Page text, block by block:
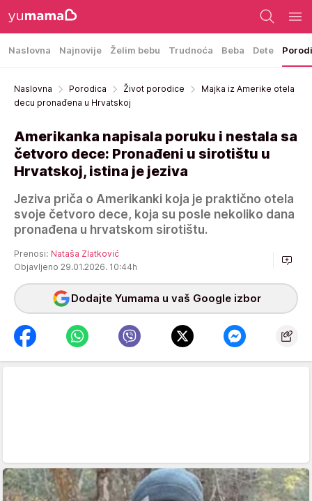
Naslovna Najnovije Želim bebu Trudnoća Beba Dete
Naslovna Porodica Život porodice
Majka iz Amerike otela
decu pronađena u Hrvatskoj
Amerikanka napisala poruku i nestala sa
četvoro dece: Pronađeni u sirotištu u
Hrvatskoj, istina je jeziva
Jeziva priča o Amerikanki koja je praktično otela
svoje četvoro dece, koja su posle nekoliko dana
pronađena u hrvatskom sirotištu.
Prenosi: Nataša Zlatković
Objavljeno 29.01.2026. 10:44h
Dodajte Yumama u vaš Google izbor